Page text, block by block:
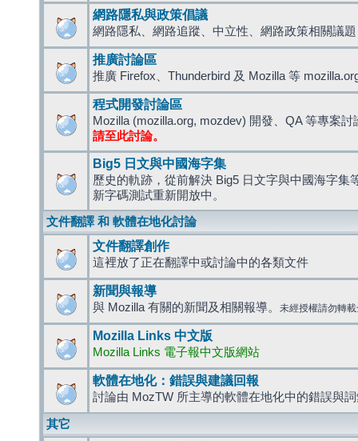
網路隱私與政策倡議
網路隱私、網路追蹤、中立性、網路政策相關議題
推廣討論區
推廣 Firefox、Thunderbird 及 Mozilla 等
程式開發討論區
Mozilla (mozilla.org, mozdev) 開發、QA 等專案討
請至此討論。
Big5 日文與中國海字集
歷史的軌跡，從前解決 Big5 日文字與中國海字集
新字碼測試重新開放中。
文件翻譯 和 軟體在地化討論
文件翻譯創作
這裡放了正在翻譯中或討論中的各類文件
新聞與報導
與 Mozilla 有關的新聞及相關報導。 未經授權請勿轉
Mozilla Links 中文版
Mozilla Links 電子報中文版網站
軟體在地化：錯誤與建議回報
討論由 MozTW 所主導的軟體在地化中的錯誤與
其它